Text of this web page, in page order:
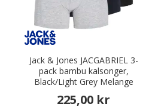
Jack & Jones JACGABRIEL 3-
pack bambu kalsonger,
Black/Light Grey Melange
225,00 kr